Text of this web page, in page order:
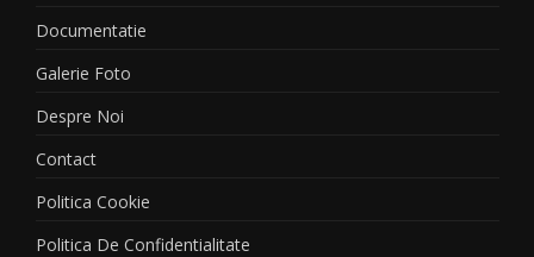
Documentatie
Galerie Foto
Despre Noi
Contact
Politica Cookie
Politica De Confidentialitate